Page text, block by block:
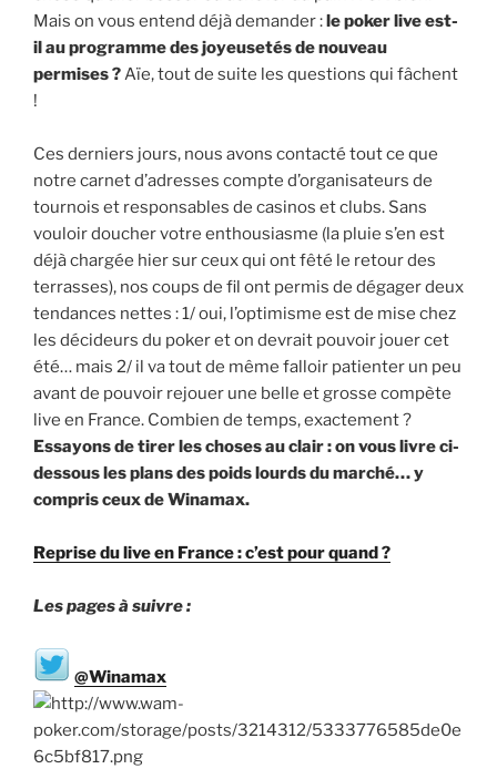
Mais on vous entend déjà demander :le poker live est-
il au programme des joyeusetés de nouveau
permises ?Aïe, tout de suite les questions qui fâchent
!
Ces derniers jours, nous avons contacté tout ce que
notre carnet d’adresses compte d’organisateurs de
tournois et responsables de casinos et clubs. Sans
vouloir doucher votre enthousiasme (la pluie s’en est
déjà chargée hier sur ceux qui ont fêté le retour des
terrasses), nos coups de fil ont permis de dégager deux
tendances nettes : 1/ oui, l’optimisme est de mise chez
les décideurs du poker et on devrait pouvoir jouer cet
été… mais 2/ il va tout de même falloir patienter un peu
avant de pouvoir rejouer une belle et grosse compète
live en France. Combien de temps, exactement ?
Essayons de tirer les choses au clair : on vous livre ci-
dessous les plans des poids lourds du marché… y
compris ceux de Winamax.
Reprise du live en France : c’est pour quand ?
Les pages à suivre :
@Winamax